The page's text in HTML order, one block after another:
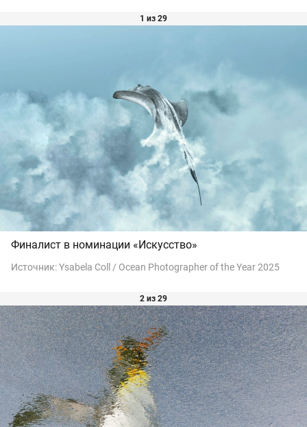
1 из 29
Финалист в номинации «Искусство»
Источник:Ysabela Coll / Ocean Photographer of the Year 2025
2 из 29